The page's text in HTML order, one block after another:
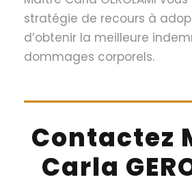
stratégie de recours à
d’obtenir la meilleure
dommages corporels.
Contactez
Carla